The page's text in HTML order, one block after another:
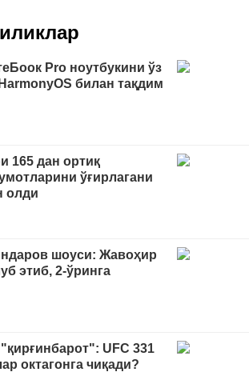
Pro ноутбукини ўз
билан тақдим
165 дан ортиқ
ўғирлагани
олди
шоуси: Жавоҳир
этиб, 2-ўринга
UFC 331
октагонга чиқади?